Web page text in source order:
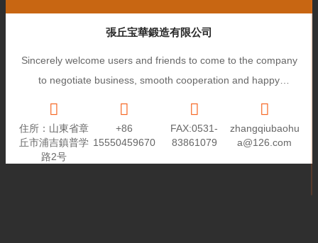
張丘宝華鍛造有限公司
Sincerely welcome users and friends to come to the company
to negotiate business, smooth cooperation and happy
住所：山東省章
丘市浦吉鎮普学
路2号
+86
15550459670
FAX:0531-
83861079
zhangqiubaohu
a@126.com